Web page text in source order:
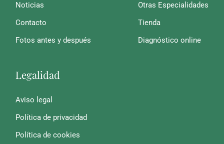
Noticias
Contacto
Fotos antes y después
Otras Especialidades
Tienda
Diagnóstico online
Legalidad
Aviso legal
Política de privacidad
Política de cookies